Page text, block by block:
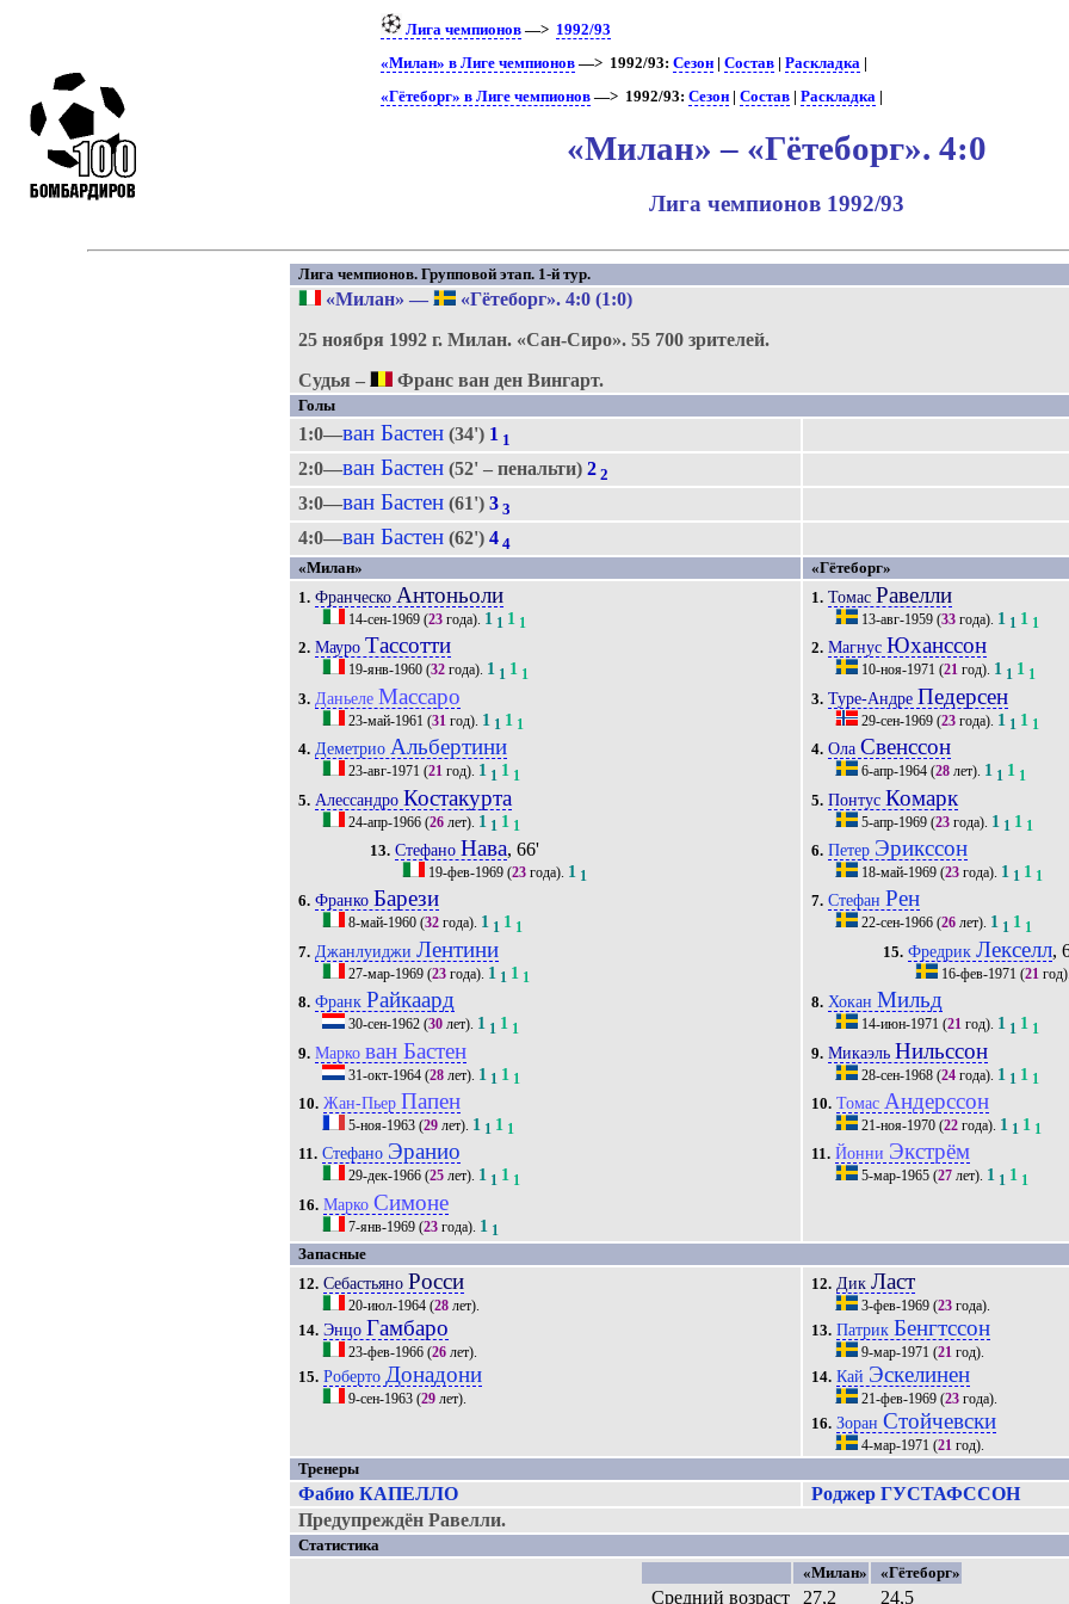
Лига чемпионов—> 1992/93
«Милан» в Лиге чемпионов—> 1992/93: Сезон| Состав| Раскладка |
«Гётеборг» в Лиге чемпионов—> 1992/93: Сезон| Состав| Раскладка |
«Милан» – «Гётеборг». 4:0
Лига чемпионов 1992/93
Лига чемпионов. Групповой этап. 1-й тур.
«Милан» — «Гётеборг». 4:0 (1:0)
25 ноября 1992 г.Милан. «Сан-Сиро».55 700 зрителей.
Судья –
Франс ван ден Вингарт.
Голы
1:0—ван Бастен (34') 1 1
2:0—ван Бастен (52' – пенальти)2 2
3:0—ван Бастен (61')3 3
4:0—ван Бастен (62')4 4
«Милан»
«Гётеборг»
1. Франческо Антоньоли
14-сен-1969 (23 года). 1 1 1 1
2. МауроТассотти
19-янв-1960 (32 года). 1 1 1 1
3. Даньеле Массаро
23-май-1961 (31 год). 1 1 1 1
4. Деметрио Альбертини
23-авг-1971 (21 год). 1 1 1 1
5. Алессандро Костакурта
24-апр-1966 (26 лет). 1 1 1 1
13. Стефано Нава, 66'
19-фев-1969(23года). 1 1
6. ФранкоБарези
8-май-1960 (32 года). 1 1 1 1
7. ДжанлуиджиЛентини
27-мар-1969 (23 года). 1 1 1 1
8. Франк Райкаард
30-сен-1962 (30 лет). 1 1 1 1
9. Маркован Бастен
31-окт-1964 (28 лет). 1 1 1 1
10. Жан-Пьер Папен
5-ноя-1963 (29 лет). 1 1 1 1
11. Стефано Эранио
29-дек-1966 (25 лет). 1 1 1 1
16. МаркоСимоне
7-янв-1969 (23 года). 1 1
1. Томас Равелли
13-авг-1959 (33 года). 1 1 1 1
2. МагнусЮханссон
10-ноя-1971 (21 год). 1 1 1 1
3. Туре-Андре Педерсен
29-сен-1969 (23 года). 1 1 1 1
4. ОлаСвенссон
6-апр-1964 (28 лет). 1 1 1 1
5. Понтус Комарк
5-апр-1969 (23 года). 1 1 1 1
6. Петер Эрикссон
18-май-1969 (23 года). 1 1 1 1
7. СтефанРен
22-сен-1966 (26 лет). 1 1 1 1
15. ФредрикЛекселл,
16-фев-1971 (21 год).
8. Хокан Мильд
14-июн-1971 (21 год). 1 1 1 1
9. Микаэль Нильссон
28-сен-1968 (24 года). 1 1 1 1
10. Томас Андерссон
21-ноя-1970 (22 года). 1 1 1 1
11. Йонни Экстрём
5-мар-1965 (27 лет). 1 1 1 1
Запасные
12. Себастьяно Росси
20-июл-1964 (28 лет).
14. Энцо Гамбаро
23-фев-1966 (26 лет).
15. Роберто Донадони
9-сен-1963 (29 лет).
12. ДикЛаст
3-фев-1969 (23 года).
13. Патрик Бенгтссон
9-мар-1971 (21 год).
14. Кай Эскелинен
21-фев-1969 (23 года).
16. ЗоранСтойчевски
4-мар-1971 (21 год).
Тренеры
Фабио КАПЕЛЛО
Роджер ГУСТАФССОН
Предупреждён Равелли.
Статистика
«Милан»
«Гётеборг»
Средний возраст 27,2 24,5